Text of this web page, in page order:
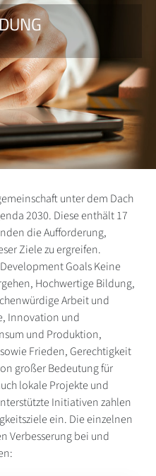
unter dem Dach
2030. Diese enthält 17
die Aufforderung,
Ziele zu ergreifen.
Goals Keine
Hochwertige Bildung,
Arbeit und
Innovation und
und Produktion,
Frieden, Gerechtigkeit
großer Bedeutung für
lokale Projekte und
Initiativen zahlen
ein. Die einzelnen
Verbesserung bei und